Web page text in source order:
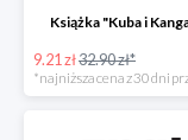
Książka "Kuba i
9.21 zł32.90 zł*